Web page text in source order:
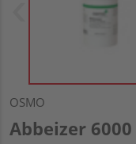
OSMO
Abbeizer 6000